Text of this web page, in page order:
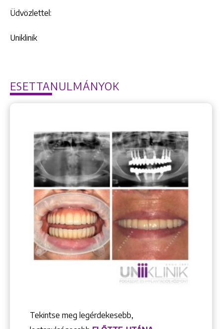
Üdvözlettel:
Uniklinik
ESETTANULMÁNYOK
Tekintse meg legérdekesebb,